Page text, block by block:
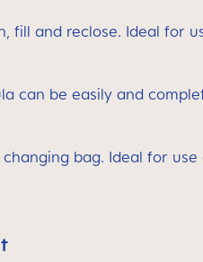
fill and reclose. Ideal for
can be easily and
bag. Ideal for